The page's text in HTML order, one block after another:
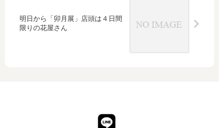
明日から「卯月展」店頭は４日間
限りの花屋さん